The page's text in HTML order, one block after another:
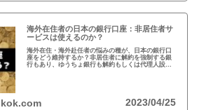
海外在住者の日本の銀行口座：非居住者サ
ービスは使えるのか？
海外在住・海外赴任者の悩みの種が、日本の銀行口
座をどう維持するか？非居住者に解約を強制する銀
行もあり、ゆうちょ銀行も解約もしくは代理人設定
2023/04/25